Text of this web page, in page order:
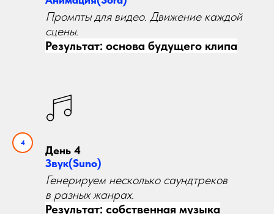
Промпты для видео. Движение каждой
сцены.
Результат: основа будущего клипа
День 4
Звук(Suno)
Генерируем несколько саундтреков
в разных жанрах.
Результат: собственная музыка